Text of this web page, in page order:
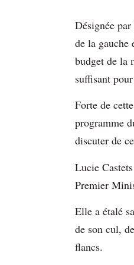
Désignée
de la
budget de la
suffisant
Forte de
programme
discuter de
Lucie
Premier
Elle a étalé
de son cul,
flancs.